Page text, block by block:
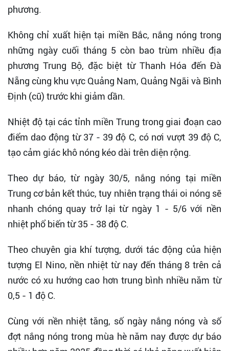
phương.
Không chỉ xuất hiện tại miền Bắc, nắng nóng trong
những ngày cuối tháng 5 còn bao trùm nhiều địa
phương Trung Bộ, đặc biệt từ Thanh Hóa đến Đà
Nẵng cùng khu vực Quảng Nam, Quảng Ngãi và Bình
Định (cũ) trước khi giảm dần.
Nhiệt độ tại các tỉnh miền Trung trong giai đoạn cao
điểm dao động từ 37 - 39 độ C, có nơi vượt 39 độ C,
tạo cảm giác khô nóng kéo dài trên diện rộng.
Theo dự báo, từ ngày 30/5, nắng nóng tại miền
Trung cơ bản kết thúc, tuy nhiên trạng thái oi nóng sẽ
nhanh chóng quay trở lại từ ngày 1 - 5/6 với nền
nhiệt phổ biến từ 35 - 38 độ C.
Theo chuyên gia khí tượng, dưới tác động của hiện
tượng El Nino, nền nhiệt từ nay đến tháng 8 trên cả
nước có xu hướng cao hơn trung bình nhiều năm từ
0,5 - 1 độ C.
Cùng với nền nhiệt tăng, số ngày nắng nóng và số
đợt nắng nóng trong mùa hè năm nay được dự báo